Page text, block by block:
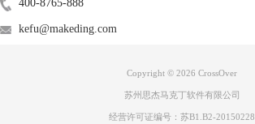
400-8765-888
kefu@makeding.com
Copyright © 2026 CrossOver
苏州思杰马克丁软件有限公司
经营许可证编号：苏B1.B2-20150228